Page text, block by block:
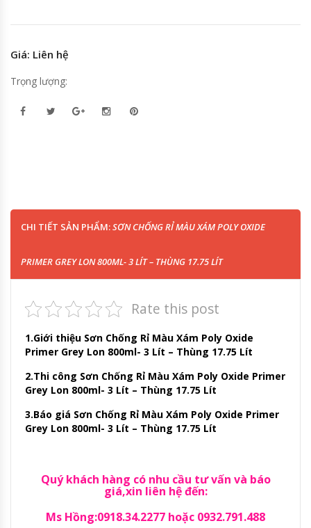
Giá: Liên hệ
Trọng lượng:
CHI TIẾT SẢN PHẨM:SƠN CHỐNG RỈ MÀU XÁM POLY OXIDE
PRIMER GREY LON 800ML- 3 LÍT – THÙNG 17.75 LÍT
Rate this post
1.Giới thiệu Sơn Chống Rỉ Màu Xám Poly Oxide
Primer Grey Lon 800ml- 3 Lít – Thùng 17.75 Lít
2.Thi công Sơn Chống Rỉ Màu Xám Poly Oxide Primer
Grey Lon 800ml- 3 Lít – Thùng 17.75 Lít
3.Báo giá Sơn Chống Rỉ Màu Xám Poly Oxide Primer
Grey Lon 800ml- 3 Lít – Thùng 17.75 Lít
Quý khách hàng có nhu cầu tư vấn và báo
giá,xin liên hệ đến:
Ms Hồng:0918.34.2277 hoặc 0932.791.488